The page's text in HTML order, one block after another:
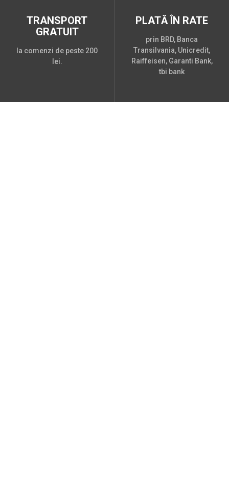
TRANSPORT
GRATUIT
la comenzi de peste 200
lei.
PLATĂ ÎN RATE
prin BRD, Banca
Transilvania, Unicredit,
Raiffeisen, Garanti Bank,
tbi bank